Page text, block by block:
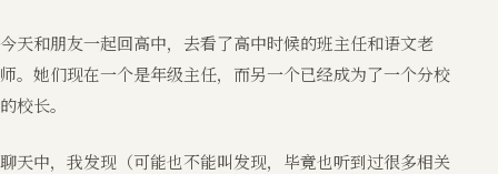
今天和朋友一起回高中，去看了高中时候的班主任和语文老
师。她们现在一个是年级主任，而另一个已经成为了一个分校
的校长。
聊天中，我发现（可能也不能叫发现，毕竟也听到过很多相关